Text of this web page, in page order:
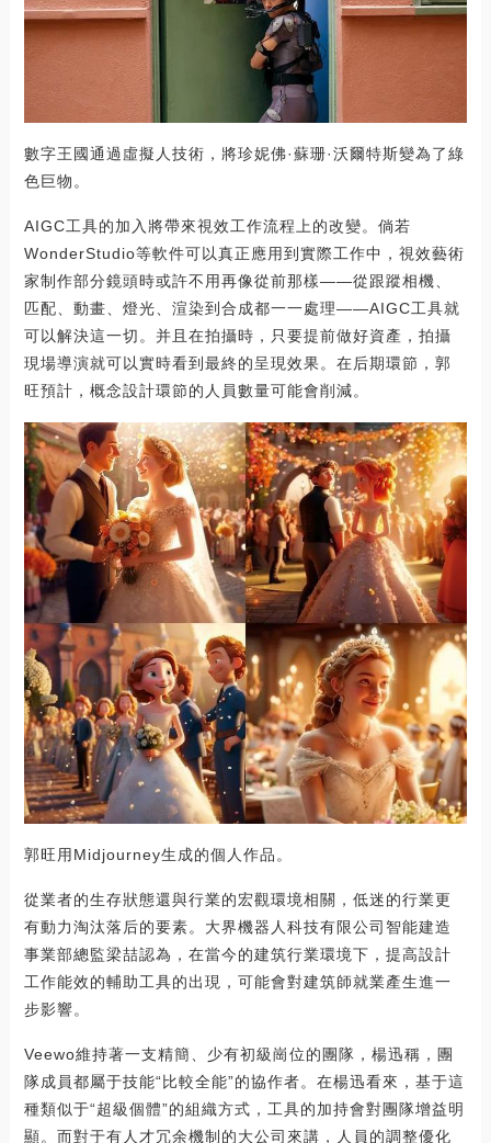
數字王國通過虛擬人技術，將珍妮佛·蘇珊·沃爾特斯變為了綠
色巨物。
AIGC工具的加入將帶來視效工作流程上的改變。倘若
WonderStudio等軟件可以真正應用到實際工作中，視效藝術
家制作部分鏡頭時或許不用再像從前那樣——從跟蹤相機、
匹配、動畫、燈光、渲染到合成都一一處理——AIGC工具就
可以解決這一切。并且在拍攝時，只要提前做好資產，拍攝
現場導演就可以實時看到最終的呈現效果。在后期環節，郭
旺預計，概念設計環節的人員數量可能會削減。
郭旺用Midjourney生成的個人作品。
從業者的生存狀態還與行業的宏觀環境相關，低迷的行業更
有動力淘汰落后的要素。大界機器人科技有限公司智能建造
事業部總監梁喆認為，在當今的建筑行業環境下，提高設計
工作能效的輔助工具的出現，可能會對建筑師就業產生進一
步影響。
Veewo維持著一支精簡、少有初級崗位的團隊，楊迅稱，團
隊成員都屬于技能“比較全能”的協作者。在楊迅看來，基于這
種類似于“超級個體”的組織方式，工具的加持會對團隊增益明
顯。而對于有人才冗余機制的大公司來講，人員的調整優化